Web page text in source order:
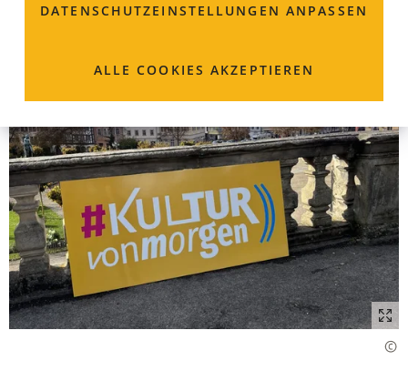
DATENSCHUTZ­EINSTELLUNGEN ANPASSEN
ALLE COOKIES AKZEPTIEREN
Kulturstrategie beschlossen.